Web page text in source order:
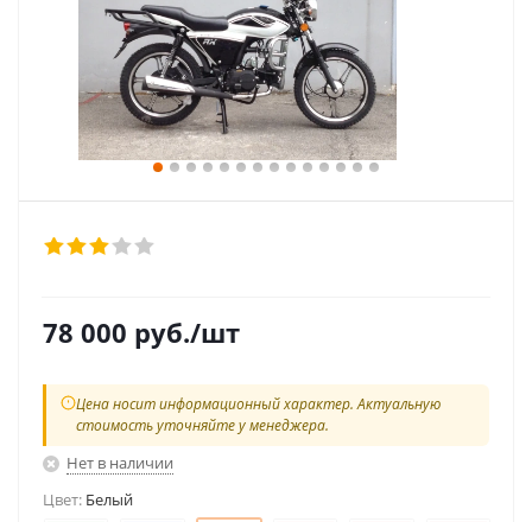
78 000 руб./шт
Цена носит информационный характер. Актуальную
стоимость уточняйте у менеджера.
Нет в наличии
Цвет: Белый